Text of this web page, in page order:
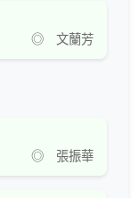
◎ 文蘭芳
◎ 張振華